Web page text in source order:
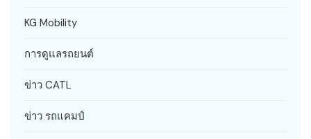
KG Mobility
การดูแลรถยนต์
ข่าว CATL
ข่าว รถแคมป์